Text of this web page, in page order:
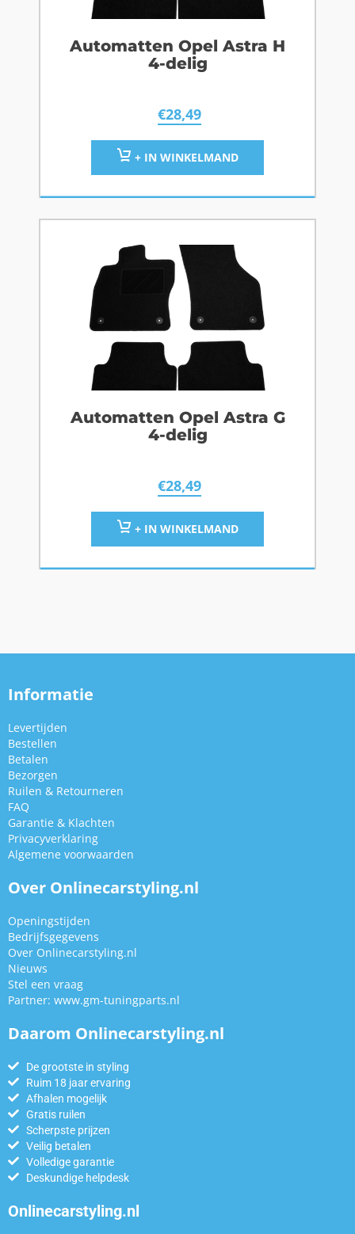
Automatten Opel Astra H
4-delig
€28,49
+ IN WINKELMAND
Automatten Opel Astra G
4-delig
€28,49
+ IN WINKELMAND
Informatie
Levertijden
Bestellen
Betalen
Bezorgen
Ruilen & Retourneren
FAQ
Garantie & Klachten
Privacyverklaring
Algemene voorwaarden
Over Onlinecarstyling.nl
Openingstijden
Bedrijfsgegevens
Over Onlinecarstyling.nl
Nieuws
Stel een vraag
Partner: www.gm-tuningparts.nl
Daarom Onlinecarstyling.nl
De grootste in styling
Ruim 18 jaar ervaring
Afhalen mogelijk
Gratis ruilen
Scherpste prijzen
Veilig betalen
Volledige garantie
Deskundige helpdesk
Onlinecarstyling.nl